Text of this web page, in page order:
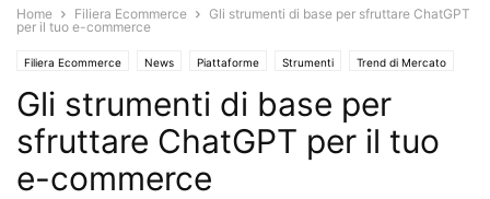
Home Filiera Ecommerce
Gli strumenti di base per sfruttare ChatGPT
per il tuo e-commerce
Filiera Ecommerce News Piattaforme Strumenti Trend di Mercato
Gli strumenti di base per
sfruttare ChatGPT per il tuo
e-commerce